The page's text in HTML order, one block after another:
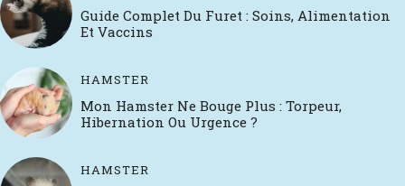
Guide Complet Du Furet : Soins, Alimentation
Et Vaccins
HAMSTER
Mon Hamster Ne Bouge Plus : Torpeur,
Hibernation Ou Urgence ?
HAMSTER